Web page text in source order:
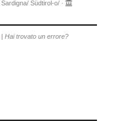
Sardigna/ Südtirol-o/ ·
| Hai trovato un errore?